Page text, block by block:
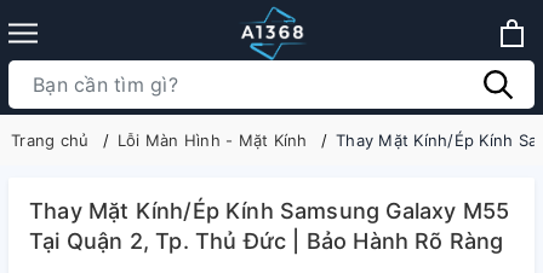
Trang chủ Lỗi Màn Hình - Mặt Kính Thay Mặt Kính/Ép Kính
Thay Mặt Kính/Ép Kính Samsung Galaxy M55
Tại Quận 2, Tp. Thủ Đức | Bảo Hành Rõ Ràng